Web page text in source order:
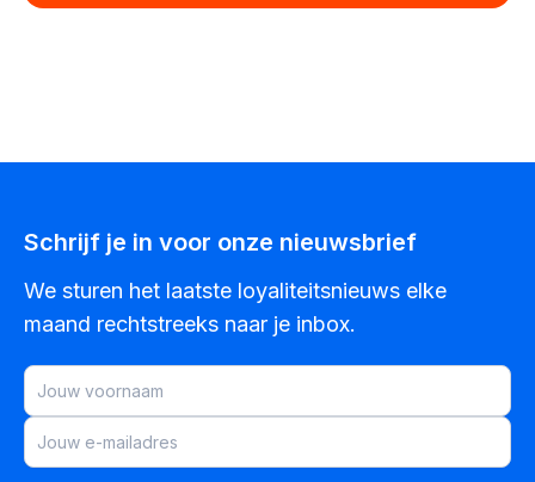
Schrijf je in voor onze nieuwsbrief
We sturen het laatste loyaliteitsnieuws elke
maand rechtstreeks naar je inbox.